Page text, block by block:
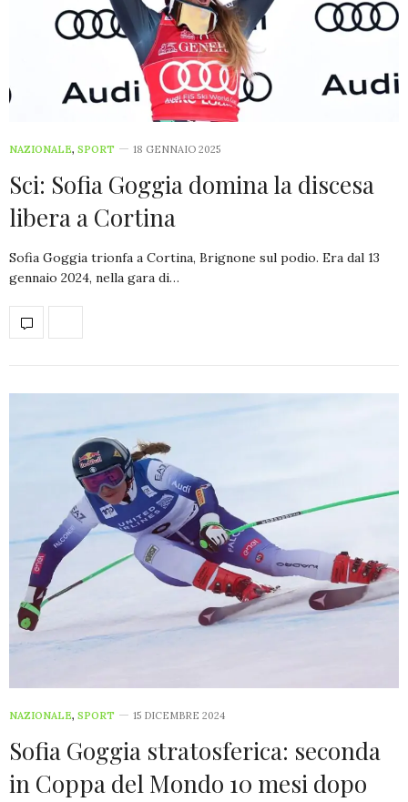
NAZIONALE, SPORT 18 GENNAIO 2025
Sci: Sofia Goggia domina la discesa
libera a Cortina
Sofia Goggia trionfa a Cortina, Brignone sul podio. Era dal 13
gennaio 2024, nella gara di…
NAZIONALE, SPORT 15 DICEMBRE 2024
Sofia Goggia stratosferica: seconda
in Coppa del Mondo 10 mesi dopo